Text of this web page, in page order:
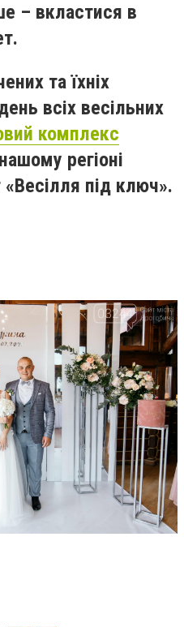
– вкластися в
та їхніх
всіх весільних
комплекс
регіоні
під ключ».